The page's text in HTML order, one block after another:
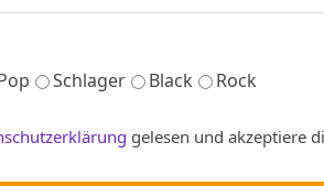
Schlager Black Rock
gelesen und akzeptiere